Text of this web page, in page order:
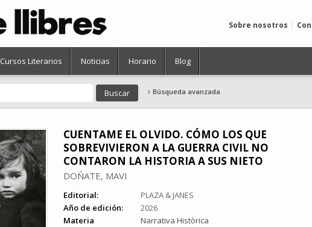
Sobre nosotros
Cursos Literarios Noticias Horario Blog
Búsqueda avanzada
CUENTAME EL OLVIDO. CÓMO LOS QUE
SOBREVIVIERON A LA GUERRA CIVIL NO
CONTARON LA HISTORIA A SUS NIETO
DOÑATE, MAVI
Editorial:
PLAZA & JANES
Año de edición:
2026
Materia
Narrativa Històrica